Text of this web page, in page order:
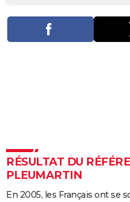
PHOTO
GUIDES D'ACHAT
COPAINS D'AVANT
RÉSULTAT DU
PLEUMARTIN
En 2005, les Français ont se